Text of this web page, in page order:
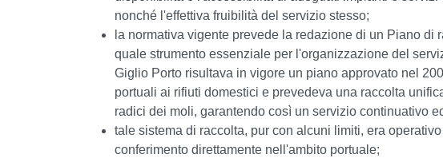
nonché l'effettiva fruibilità del servizio stesso;
la normativa vigente prevede la redazione di un Piano di
quale strumento essenziale per l'organizzazione del
Giglio Porto risultava in vigore un piano approvato nel
portuali ai rifiuti domestici e prevedeva una raccolta
radici dei moli, garantendo così un servizio continuativo
tale sistema di raccolta, pur con alcuni limiti, era
conferimento direttamente nell'ambito portuale;